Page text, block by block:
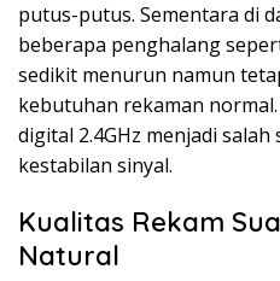
putus-putus. Sementara di
beberapa penghalang
sedikit menurun namun
kebutuhan rekaman
digital 2.4GHz menjadi
kestabilan sinyal.
Kualitas Rekam
Natural